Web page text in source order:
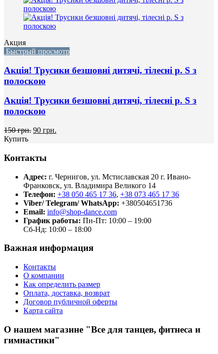
Акция
Быстрый просмотр
Акція! Трусики безшовні дитячі, тілесні р. S з
полоскою
Акція! Трусики безшовні дитячі, тілесні р. S з
полоскою
150 грн. 90 грн.
Купить
Контакты
Адрес: г. Чернигов, ул. Мстиславская 20 г. Ивано-
Франковск, ул. Владимира Великого 14
Телефон: +38 050 465 17 36, +38 073 465 17 36
Viber/ Telegram/ WhatsApp: +380504651736
Email: info@shop-dance.com
График работы: Пн-Пт: 10:00 – 19:00
Сб-Нд: 10:00 – 18:00
Важная информация
Контакты
О компании
Как определить размер
Оплата, доставка, возврат
Договор публичной оферты
Карта сайта
О нашем магазине "Все для танцев, фитнеса и
гимнастики"